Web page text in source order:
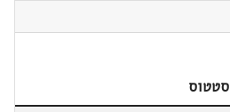
סטטוס